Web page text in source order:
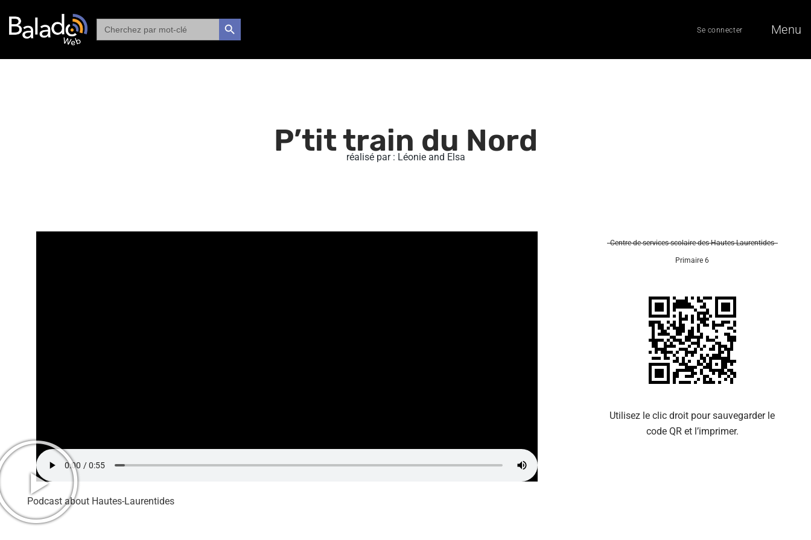
Search
for:
SEARCH BUTTON Se connecter Menu
P’tit train du Nord
réalisé par : Léonie and Elsa
Podcast about Hautes-Laurentides
Centre de services scolaire des Hautes-Laurentides
Primaire 6
Utilisez le clic droit pour sauvegarder le
code QR et l’imprimer.